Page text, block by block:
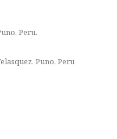
Peru.
Puno, Peru